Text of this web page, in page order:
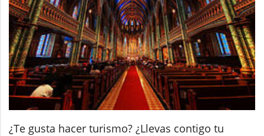
¿Te gusta hacer turismo? ¿Llevas contigo tu